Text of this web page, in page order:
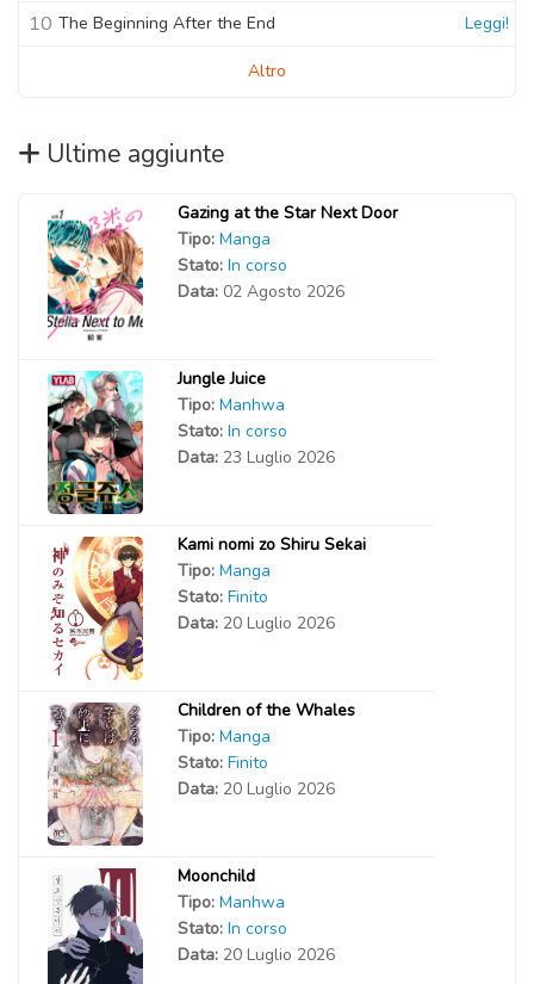
10 The Beginning After the End Leggi!
Altro
Ultime aggiunte
Gazing at the Star Next Door
Tipo: Manga
Stato: In corso
Data: 02 Agosto 2026
Jungle Juice
Tipo: Manhwa
Stato: In corso
Data: 23 Luglio 2026
Kami nomi zo Shiru Sekai
Tipo: Manga
Stato: Finito
Data: 20 Luglio 2026
Children of the Whales
Tipo: Manga
Stato: Finito
Data: 20 Luglio 2026
Moonchild
Tipo: Manhwa
Stato: In corso
Data: 20 Luglio 2026